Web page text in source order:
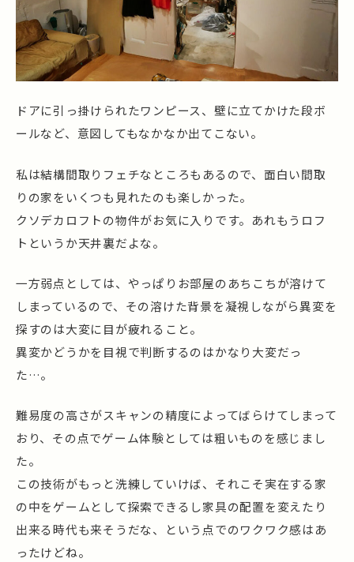
ドアに引っ掛けられたワンピース、壁に立てかけた段ボ
ールなど、意図してもなかなか出てこない。
私は結構間取りフェチなところもあるので、面白い間取
りの家をいくつも見れたのも楽しかった。
クソデカロフトの物件がお気に入りです。あれもうロフ
トというか天井裏だよな。
一方弱点としては、やっぱりお部屋のあちこちが溶けて
しまっているので、その溶けた背景を凝視しながら異変を
探すのは大変に目が疲れること。
異変かどうかを目視で判断するのはかなり大変だっ
た…。
難易度の高さがスキャンの精度によってばらけてしまって
おり、その点でゲーム体験としては粗いものを感じまし
た。
この技術がもっと洗練していけば、それこそ実在する家
の中をゲームとして探索できるし家具の配置を変えたり
出来る時代も来そうだな、という点でのワクワク感はあ
ったけどね。